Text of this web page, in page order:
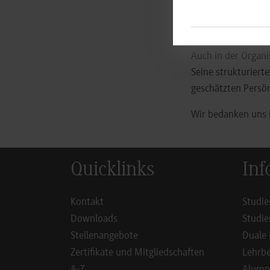
Bedeutung
Lehre am
Auch in der
Seine
geschätzten
Wir bedanken
Quicklinks
Kontakt
Downloads
Stellenangebote
Zertifikate und Mitgliedschaften
Duale